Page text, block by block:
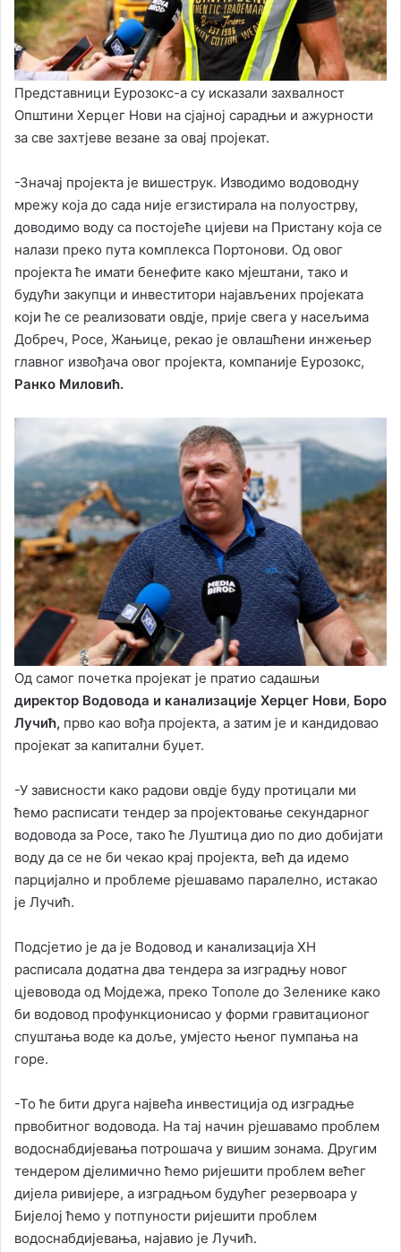
Представници Еурозокс-а су исказали захвалност
Општини Херцег Нови на сјајној сарадњи и ажурности
за све захтјеве везане за овај пројекат.
-Значај пројекта је вишеструк. Изводимо водоводну
мрежу која до сада није егзистирала на полуострву,
доводимо воду са постојеће цијеви на Пристану која се
налази преко пута комплекса Портонови. Од овог
пројекта ће имати бенефите како мјештани, тако и
будући закупци и инвеститори најављених пројеката
који ће се реализовати овдје, прије свега у насељима
Добреч, Росе, Жањице, рекао је овлашћени инжењер
главног извођача овог пројекта, компаније Еурозокс,
Ранко Миловић.
Од самог почетка пројекат је пратио садашњи
директор Водовода и канализације Херцег Нови, Боро
Лучић, прво као вођа пројекта, а затим је и кандидовао
пројекат за капитални буџет.
-У зависности како радови овдје буду протицали ми
ћемо расписати тендер за пројектовање секундарног
водовода за Росе, тако ће Луштица дио по дио добијати
воду да се не би чекао крај пројекта, већ да идемо
парцијално и проблеме рјешавамо паралелно, истакао
је Лучић.
Подсјетио је да је Водовод и канализација ХН
расписала додатна два тендера за изградњу новог
цјевовода од Мојдежа, преко Тополе до Зеленике како
би водовод профункционисао у форми гравитационог
спуштања воде ка доље, умјесто њеног пумпања на
горе.
-То ће бити друга највећа инвестиција од изградње
првобитног водовода. На тај начин рјешавамо проблем
водоснабдијевања потрошача у вишим зонама. Другим
тендером дјелимично ћемо ријешити проблем већег
дијела ривијере, а изградњом будућег резервоара у
Бијелој ћемо у потпуности ријешити проблем
водоснабдијевања, најавио је Лучић.